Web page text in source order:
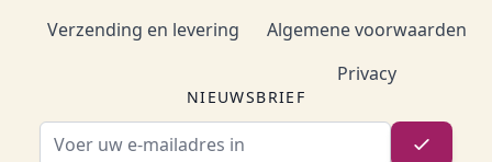
Verzending en levering
Algemene voorwaarden
Privacy
NIEUWSBRIEF